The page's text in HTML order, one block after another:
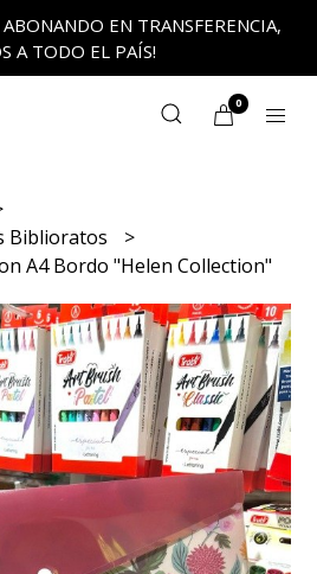
EN TRANSFERENCIA,
A TODO EL PAÍS!
0
Biblioratos
A4 Bordo "Helen Collection"